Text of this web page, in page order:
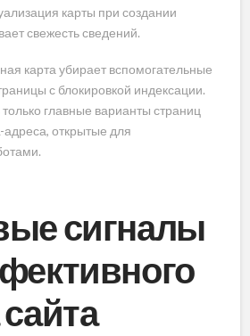
карты при создании
свежесть сведений.
карта убирает вспомогательные
с блокировкой индексации.
главные варианты страниц
адреса, открытые для
сигналы